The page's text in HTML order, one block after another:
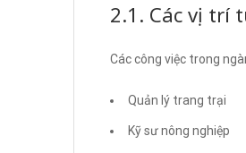
2.1. Các vị trí
Các công việc trong
Quản lý trang trại
Kỹ sư nông nghiệp